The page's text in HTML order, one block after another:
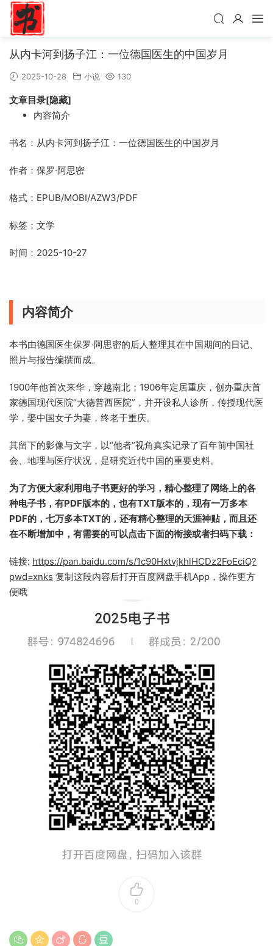
从内卡河到扬子江：一位德国医生的中国岁月
2025-10-28 小说 130
文章目录[隐藏]
内容简介
书名：从内卡河到扬子江：一位德国医生的中国岁月
作者：保罗·阿思密
格式：EPUB/MOBI/AZW3/PDF
标签：文学
时间：2025-10-27
内容简介
本书由德国医生保罗·阿思密的后人整理其在中国期间的日记、
照片与报告编撰而成。
1900年他首次来华，穿越南北；1906年定居重庆，创办重庆首
家德国现代医院“大德普西医院”，并开设私人诊所，传授现代医
学，娶中国女子为妻，终老于重庆。
其留下的影像与文字，以“他者”视角真实记录了百年前中国社
会、地理与医疗状况，是研究近代中国的重要史料。
为了方便大家利用电子书更好的学习，精心整理了网络上的各
种电子书，有PDF版本的，也有TXT版本的，现有一万多本
PDF的，七万多本TXT的，还有精心整理的天涯神贴，而且还
在不断增加中，有需要的可以点击下面的衔接或者扫码下载：
链接: https://pan.baidu.com/s/1c90HxtvjkhlHCDz2FoEciQ?
pwd=xnks 复制这段内容后打开百度网盘手机App，操作更方
便哦
0